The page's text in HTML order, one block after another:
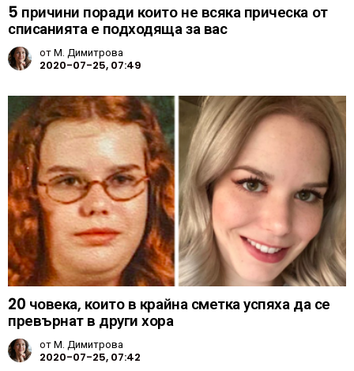
5 причини поради които не всяка прическа от
списанията е подходяща за вас
отМ. Димитрова
2020-07-25, 07:49
20 човека, които в крайна сметка успяха да се
превърнат в други хора
отМ. Димитрова
2020-07-25, 07:42